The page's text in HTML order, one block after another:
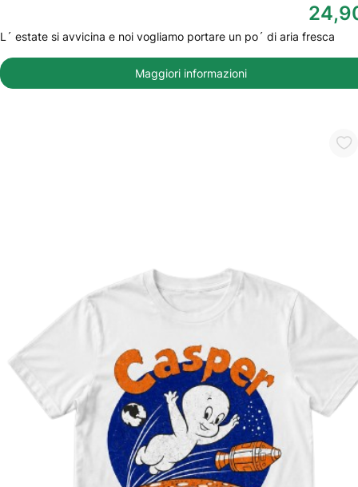
L´ estate si avvicina e noi vogliamo portare un po´ di aria fresca
Maggiori informazioni